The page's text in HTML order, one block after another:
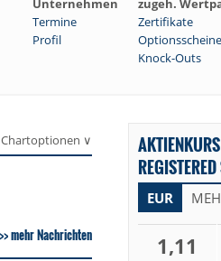
Unternehmen zugeh.
Termine Zertifikate
Profil
Optionsscheine
Knock-Outs
Chartoptionen ∨
mehr Nachrichten
EUR
1,11